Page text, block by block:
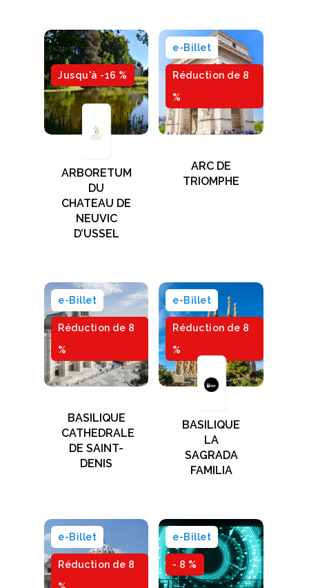
Jusqu'à -16 %
ARBORETUM
DU
CHATEAU DE
NEUVIC
D’USSEL
Réduction de 8
%
e-Billet
ARC DE
TRIOMPHE
Réduction de 8
%
e-Billet
BASILIQUE
CATHEDRALE
DE SAINT-
DENIS
Réduction de 8
%
e-Billet
BASILIQUE
LA
SAGRADA
FAMILIA
Réduction de 8
e-Billet
- 8 %
e-Billet